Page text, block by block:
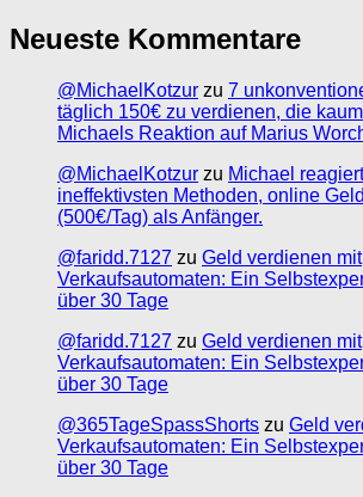
Neueste Kommentare
@MichaelKotzur zu 7
täglich 150€ zu verdienen, die kaum
Michaels Reaktion auf Marius
@MichaelKotzur zu Michael
ineffektivsten Methoden, online
(500€/Tag) als Anfänger.
@faridd.7127 zu Geld verdienen mit
Verkaufsautomaten: Ein
über 30 Tage
@faridd.7127 zu Geld verdienen mit
Verkaufsautomaten: Ein
über 30 Tage
@365TageSpassShorts zu Geld
Verkaufsautomaten: Ein
über 30 Tage